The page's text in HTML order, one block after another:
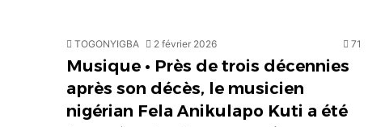
TOGONYIGBA 2 février 2026 71
Musique • Près de trois décennies
après son décès, le musicien
nigérian Fela Anikulapo Kuti a été